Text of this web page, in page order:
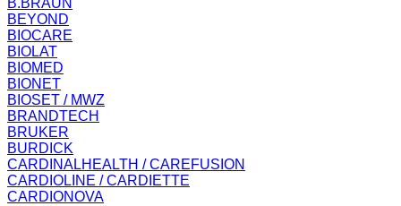
B.BRAUN
BEYOND
BIOCARE
BIOLAT
BIOMED
BIONET
BIOSET / MWZ
BRANDTECH
BRUKER
BURDICK
CARDINALHEALTH / CAREFUSION
CARDIOLINE / CARDIETTE
CARDIONOVA